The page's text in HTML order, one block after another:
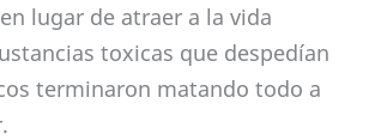
lugar de atraer a la vida
toxicas que despedían
terminaron matando todo a